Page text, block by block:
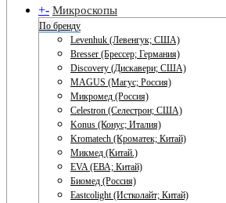
+- Микроскопы
По бренду
Levenhuk (Левенгук; США)
Bresser (Брессер; Германия)
Discovery (Дискавери; США)
MAGUS (Магус; Россия)
Микромед (Россия)
Celestron (Селестрон; США)
Konus (Конус; Италия)
Kromatech (Кроматек; Китай)
Микмед (Китай.)
EVA (ЕВА; Китай)
Биомед (Россия)
Eastcolight (Истколайт; Китай)